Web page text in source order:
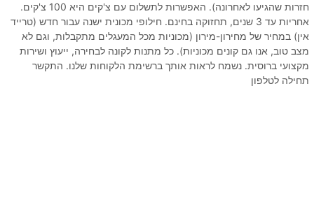
חזרות שהגיעו לאחרונה). האפשרות לתשלום עם צ'קים היא 100 צ'קים.
אחריות עד 3 שנים, תחזוקה בחינם. חילופי מכונית ישנה עבור חדש (טרייד
אין) במחיר של מחירון-מירון (מכוניות מכל המעגלים מתקבלות, וגם לא
מצב טוב, אנו גם קונים מכוניות). כל מתנות לקונה לבחירה, ייעוץ ושירות
מקצועי ברוסית. נשמח לראות אותך ברשימת הלקוחות שלנו. התקשר
תחילה לטלפון